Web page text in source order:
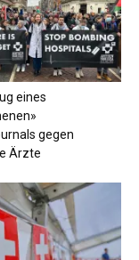
eines
gegen
Ärzte